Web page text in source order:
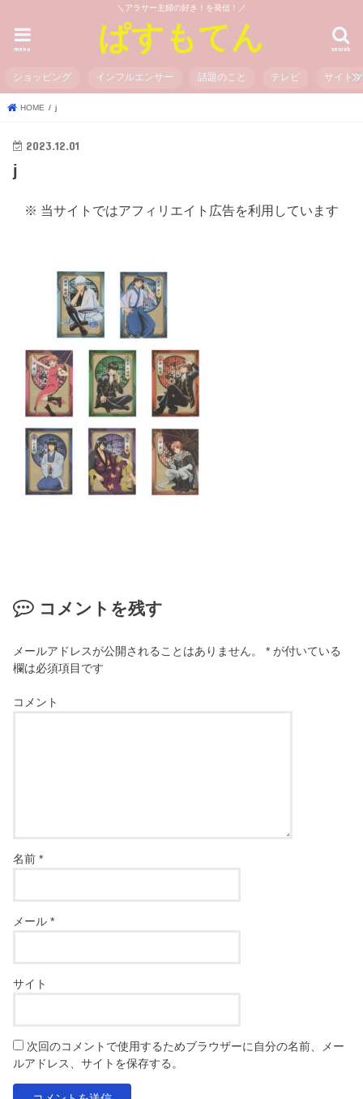
＼アラサー主婦の好き！を発信！／
ぱすもてん search
menu
ショッピング インフルエンサー 話題のこと テレビ サイト
HOME j
2023.12.01
j
※ 当サイトではアフィリエイト広告を利用しています
コメントを残す
メールアドレスが公開されることはありません。 * が付いている
欄は必須項目です
コメント
名前*
メール*
サイト
次回のコメントで使用するためブラウザーに自分の名前、メー
ルアドレス、サイトを保存する。